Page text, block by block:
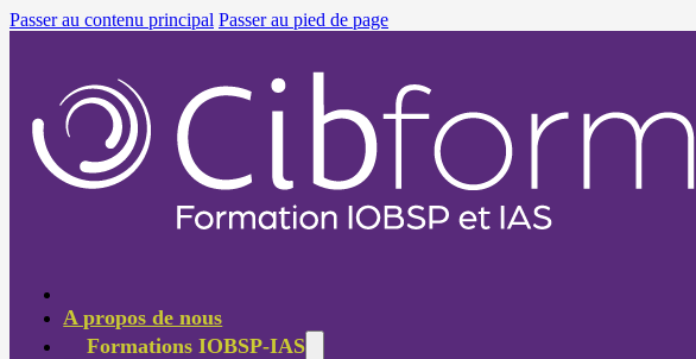
Passer au contenu principal Passer au pied de page
A propos de nous
Formations IOBSP-IAS